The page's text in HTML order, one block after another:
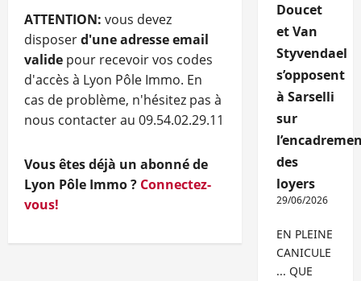
ATTENTION: vous devez
disposerd'une adresse email
valide pour recevoir vos codes
d'accès à Lyon Pôle Immo. En
cas de problème, n'hésitez pas à
nous contacter au 09.54.02.29.11
Vous êtes déjà un abonné de
Lyon Pôle Immo ? Connectez-
vous!
Doucet
et Van
Styvendael
s’opposent
à Sarselli
sur
des
loyers
29/06/2026
EN PLEINE
CANICULE
... QUE